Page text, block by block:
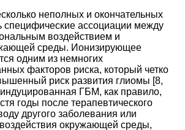
неполных и окончательных
специфические ассоциации между
воздействием и
среды. Ионизирующее
одним из немногих
факторов риска, который четко
риск развития глиомы [8,
ГБМ, как правило,
годы после терапевтического
другого заболевания или
окружающей среды,